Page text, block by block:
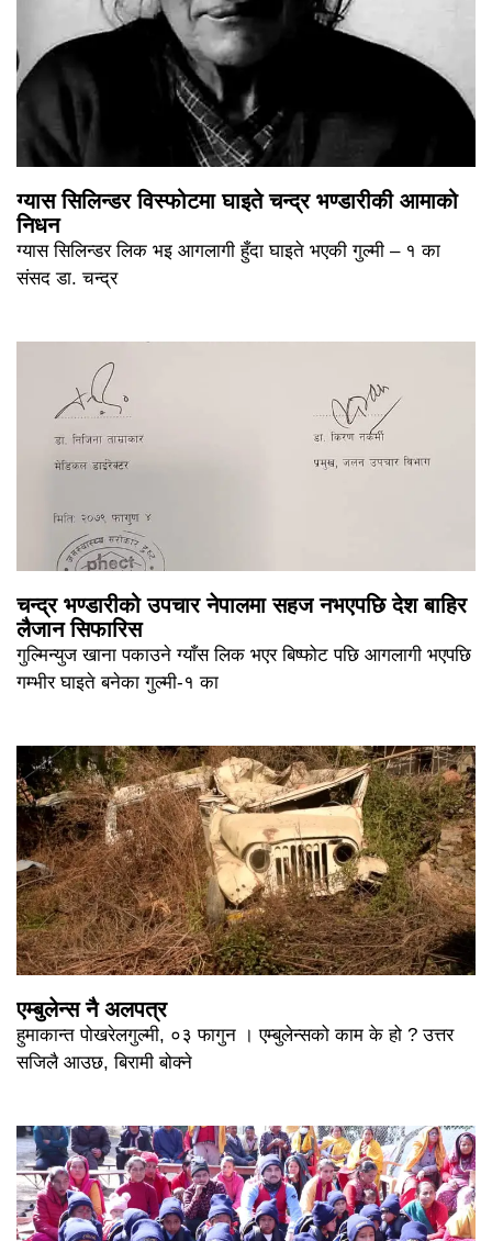
ग्यास सिलिन्डर विस्फोटमा घाइते चन्द्र भण्डारीकी आमाको
निधन
ग्यास सिलिन्डर लिक भइ आगलागी हुँदा घाइते भएकी गुल्मी – १ का
संसद डा. चन्द्र
चन्द्र भण्डारीको उपचार नेपालमा सहज नभएपछि देश बाहिर
लैजान सिफारिस
गुल्मिन्युज खाना पकाउने ग्याँस लिक भएर बिष्फोट पछि आगलागी भएपछि
गम्भीर घाइते बनेका गुल्मी-१ का
एम्बुलेन्स नै अलपत्र
हुमाकान्त पोखरेलगुल्मी, ०३ फागुन । एम्बुलेन्सको काम के हो ? उत्तर
सजिलै आउछ, बिरामी बोक्ने